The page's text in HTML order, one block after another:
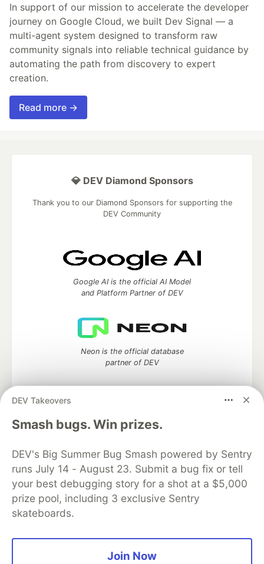
In support of our mission to accelerate the developer
journey on Google Cloud, we built Dev Signal — a
multi-agent system designed to transform raw
community signals into reliable technical guidance by
automating the path from discovery to expert
creation.
Read more →
DEV Takeovers
Smash bugs. Win prizes.
DEV's Big Summer Bug Smash powered by Sentry
runs July 14 - August 23. Submit a bug fix or tell
your best debugging story for a shot at a $5,000
prize pool, including 3 exclusive Sentry
skateboards.
Join Now
💎 DEV Diamond Sponsors
Thank you to our Diamond Sponsors for supporting the
DEV Community
Google AI is the official AI Model
and Platform Partner of DEV
Neon is the official database
partner of DEV
Algolia is the official search partner
of DEV
DEV Community— A space to discuss and keep up software
development and manage your software career
Home
Organization Accounts
DEV Showcase About
Contact
Free Postgres Database
Privacy Policy